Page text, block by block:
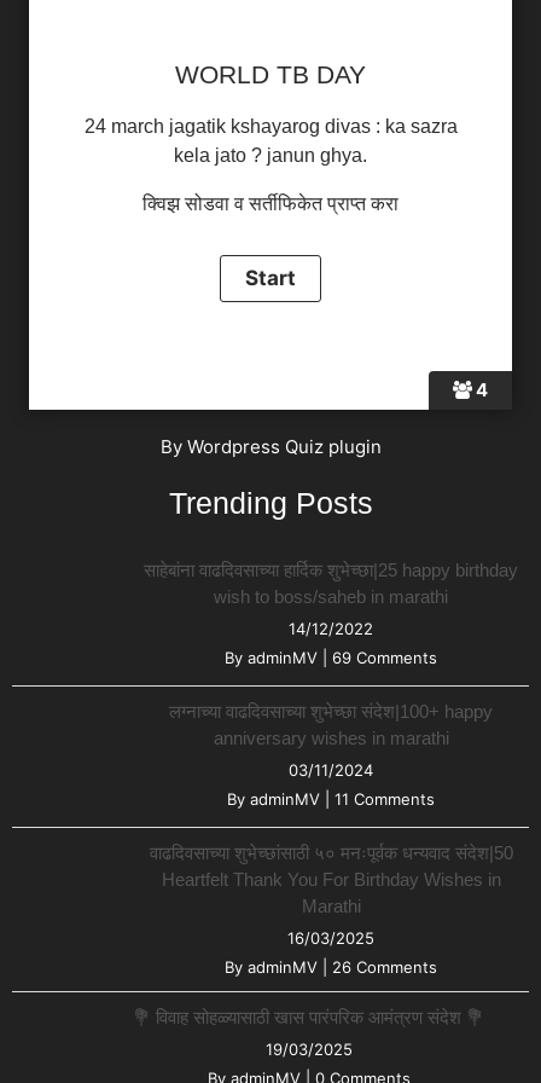
4
WORLD TB DAY
24 march jagatik kshayarog divas : ka sazra
kela jato ? janun ghya.
क्विझ सोडवा व सर्तीफिकेत प्राप्त करा
By Wordpress Quiz plugin
Trending Posts
साहेबांना वाढदिवसाच्या हार्दिक शुभेच्छा|25 happy birthday
wish to boss/saheb in marathi
14/12/2022
By adminMV 69 Comments
लग्नाच्या वाढदिवसाच्या शुभेच्छा संदेश|100+ happy
anniversary wishes in marathi
03/11/2024
By adminMV 11 Comments
वाढदिवसाच्या शुभेच्छांसाठी ५० मनःपूर्वक धन्यवाद संदेश|50
Heartfelt Thank You For Birthday Wishes in
Marathi
16/03/2025
By adminMV 26 Comments
💐 विवाह सोहळ्यासाठी खास पारंपरिक आमंत्रण संदेश 💐
19/03/2025
By adminMV| 0 Comments